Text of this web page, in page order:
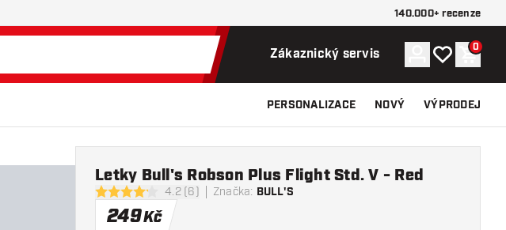
140.000+ recenze
Zákaznický servis ÚčetMůj seznam
0
PERSONALIZACE NOVÝ VÝPRODEJ
4.2 hodnoticí hvězdičky
4.2 (6) Značka: BULL'S
Letky Bull's Robson Plus Flight Std. V - Red
249Kč